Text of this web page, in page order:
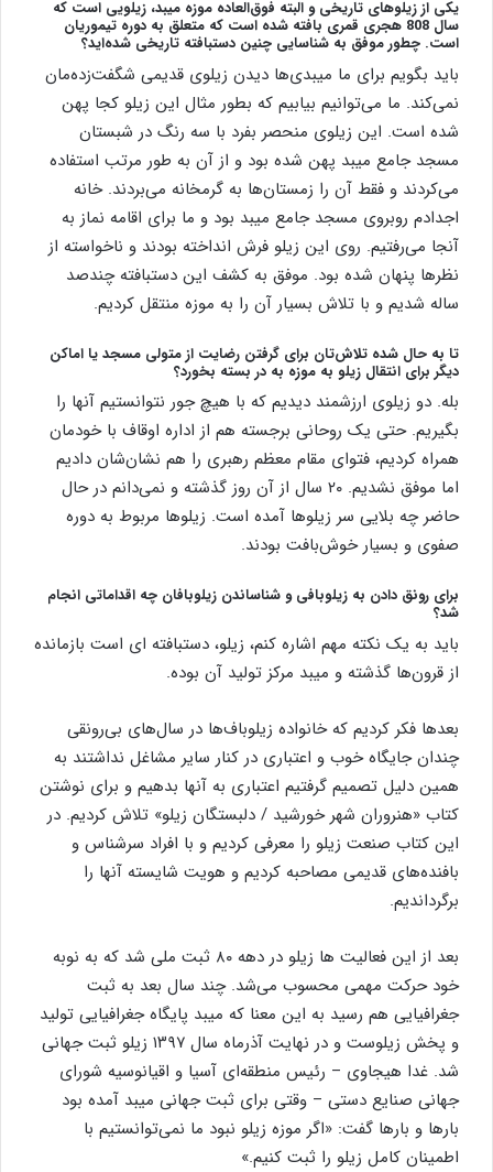
یکی از زیلوهای تاریخی و البته فوق‌العاده موزه میبد، زیلویی است که
سال 808 هجری قمری بافته شده است که متعلق به دوره تیموریان
است. چطور موفق به شناسایی چنین دستبافته تاریخی شده‌اید؟
باید بگویم برای ما میبدی‌ها دیدن زیلوی قدیمی شگفت‌زده‌مان
نمی‌کند. ما می‌توانیم بیابیم که بطور مثال این زیلو کجا پهن
شده است. این زیلوی منحصر بفرد با سه رنگ در شبستان
مسجد جامع میبد پهن شده بود و از آن به طور مرتب استفاده
می‌کردند و فقط آن را زمستان‌ها به گرمخانه می‌بردند. خانه
اجدادم روبروی مسجد جامع میبد بود و ما برای اقامه نماز به
آنجا می‌رفتیم. روی این زیلو فرش انداخته بودند و ناخواسته از
نظرها پنهان شده بود. موفق به کشف این دستبافته چندصد
ساله شدیم و با تلاش بسیار آن را به موزه منتقل کردیم.
تا به حال شده تلاش‌تان برای گرفتن رضایت از متولی مسجد یا اماکن
دیگر برای انتقال زیلو به موزه به در بسته بخورد؟
بله. دو زیلوی ارزشمند دیدیم که با هیچ جور نتوانستیم آنها را
بگیریم. حتی یک روحانی برجسته هم از اداره اوقاف با خودمان
همراه کردیم، فتوای مقام معظم رهبری را هم نشان‌شان دادیم
اما موفق نشدیم. ۲۰ سال از آن روز گذشته و نمی‌دانم در حال
حاضر چه بلایی سر زیلوها آمده است. زیلوها مربوط به دوره
صفوی و بسیار خوش‌بافت بودند.
برای رونق دادن به زیلوبافی و شناساندن زیلوبافان چه اقداماتی انجام
شد؟
باید به یک نکته مهم اشاره کنم، زیلو، دستبافته ای است بازمانده
از قرون‌ها گذشته و میبد مرکز تولید آن بوده.
بعدها فکر کردیم که خانواده زیلوباف‌ها در سال‌های بی‌رونقی
چندان جایگاه خوب و اعتباری در کنار سایر مشاغل نداشتند به
همین دلیل تصمیم گرفتیم اعتباری به آنها بدهیم و برای نوشتن
کتاب «هنروران شهر خورشید / دلبستگان زیلو» تلاش کردیم. در
این کتاب صنعت زیلو را معرفی کردیم و با افراد سرشناس و
بافنده‌های قدیمی مصاحبه کردیم و هویت شایسته آنها را
برگرداندیم.
بعد از این فعالیت ها زیلو در دهه ۸۰ ثبت ملی شد که به نوبه
خود حرکت مهمی محسوب می‌شد. چند سال بعد به ثبت
جغرافیایی هم رسید به این معنا که میبد پایگاه جغرافیایی تولید
و پخش زیلوست و در نهایت آذرماه سال ۱۳۹۷ زیلو ثبت جهانی
شد. غدا هیجاوی – رئیس منطقه‌ای آسیا و اقیانوسیه شورای
جهانی صنایع دستی – وقتی برای ثبت جهانی میبد آمده بود
بارها و بارها گفت: «اگر موزه زیلو نبود ما نمی‌توانستیم با
اطمینان کامل زیلو را ثبت کنیم.»